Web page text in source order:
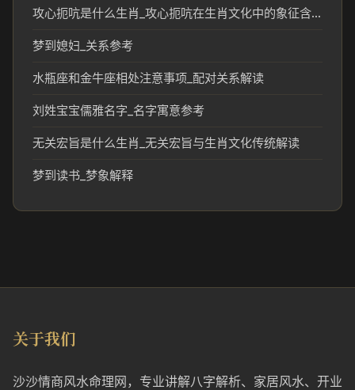
攻心扼吭是什么生肖_攻心扼吭在生肖文化中的象征含义
梦到媳妇_关系参考
水瓶座和金牛座相处注意事项_配对关系解读
刘姓宝宝儒雅名字_名字寓意参考
无关宏旨是什么生肖_无关宏旨与生肖文化传统解读
梦到读书_梦象解释
关于我们
沙沙情商风水命理网，专业讲解八字解析、家居风水、开业